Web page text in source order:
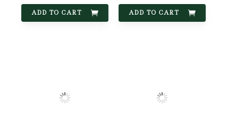
ADD TO CART ADD TO CART